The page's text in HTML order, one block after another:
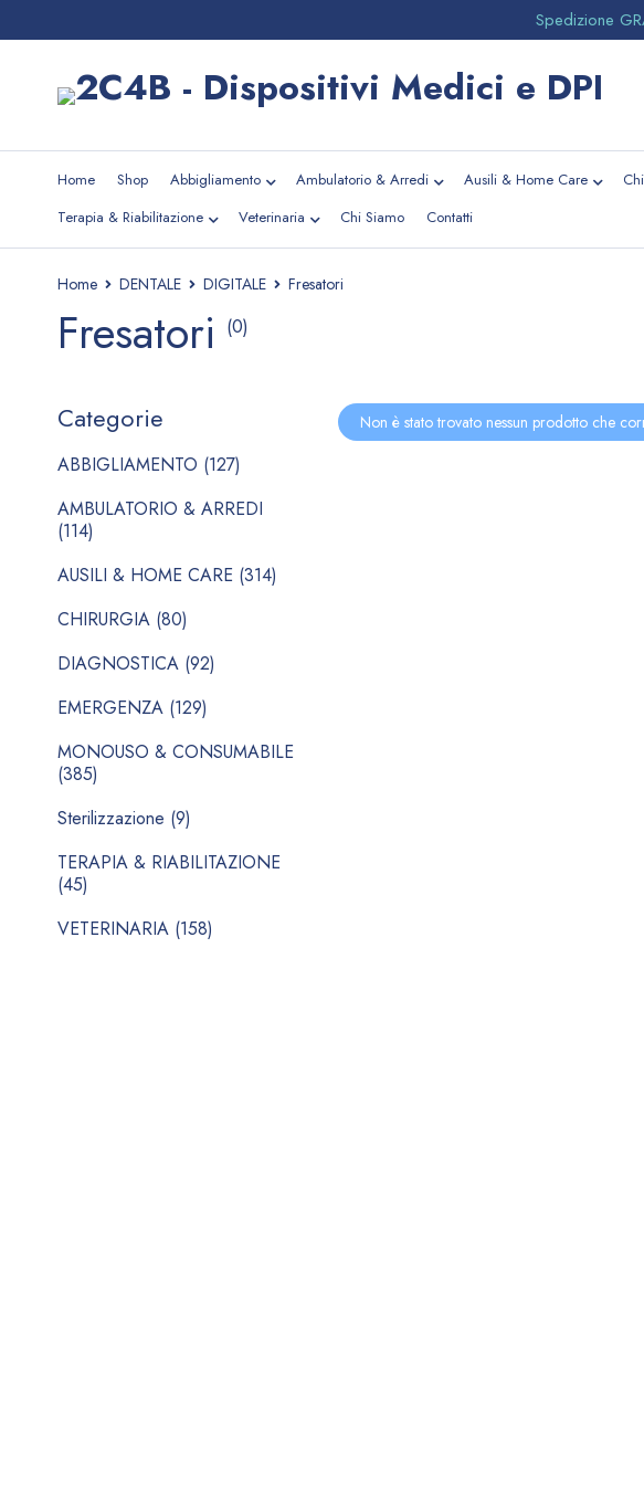
Spedizione
Home Shop Abbigliamento Ambulatorio & Arredi Ausili & Home Care
Terapia & Riabilitazione
Veterinaria Chi Siamo Contatti
Home DENTALE DIGITALE Fresatori
Fresatori (0)
Categorie
ABBIGLIAMENTO (127)
AMBULATORIO & ARREDI
(114)
AUSILI & HOME CARE (314)
CHIRURGIA (80)
DIAGNOSTICA (92)
EMERGENZA (129)
MONOUSO & CONSUMABILE
(385)
Sterilizzazione (9)
TERAPIA & RIABILITAZIONE
(45)
VETERINARIA (158)
Non è stato trovato nessun prodotto che